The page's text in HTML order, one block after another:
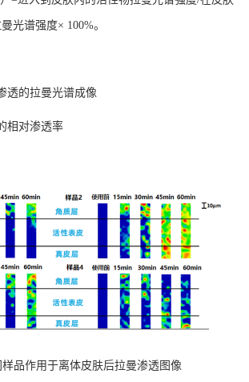
光谱强度× 100%。
透的拉曼光谱成像
相对渗透率
样品作用于离体皮肤后拉曼渗透图像